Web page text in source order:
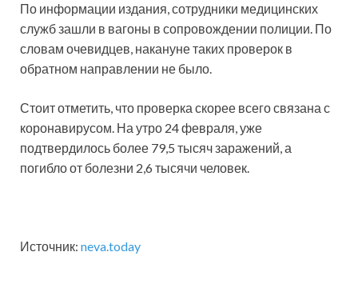
По информации издания, сотрудники медицинских
служб зашли в вагоны в сопровождении полиции. По
словам очевидцев, накануне таких проверок в
обратном направлении не было.
Стоит отметить, что проверка скорее всего связана с
коронавирусом. На утро 24 февраля, уже
подтвердилось более 79,5 тысяч заражений, а
погибло от болезни 2,6 тысячи человек.
Источник: neva.today